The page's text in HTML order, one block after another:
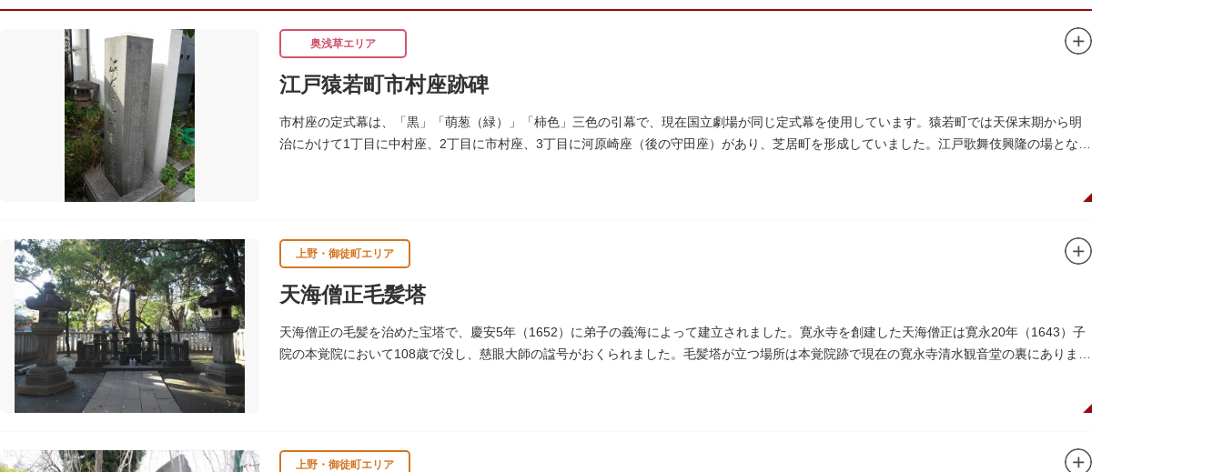
奥浅草エリア
江戸猿若町市村座跡碑
市村座の定式幕は、「黒」「萌葱（緑）」「柿色」三色の引幕で、現在国立劇場が同じ定式幕を使用しています。猿若町では天保末期から明
治にかけて1丁目に中村座、2丁目に市村座、3丁目に河原崎座（後の守田座）があり、芝居町を形成していました。江戸歌舞伎興隆の場となっ
上野・御徒町エリア
天海僧正毛髪塔
天海僧正の毛髪を治めた宝塔で、慶安5年（1652）に弟子の義海によって建立されました。寛永寺を創建した天海僧正は寛永20年（1643）子
院の本覚院において108歳で没し、慈眼大師の諡号がおくられました。毛髪塔が立つ場所は本覚院跡で現在の寛永寺清水観音堂の裏にありま
上野・御徒町エリア